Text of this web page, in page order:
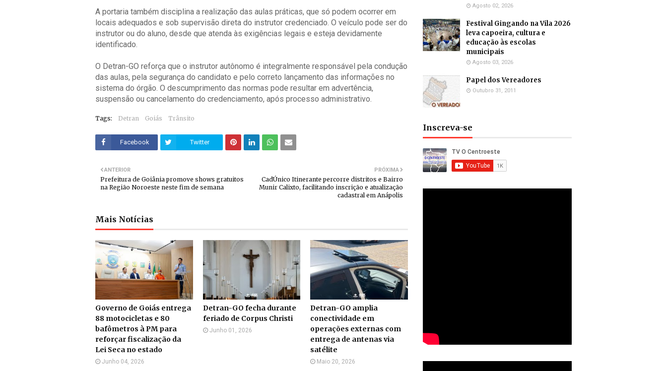
A portaria também disciplina a realização das aulas práticas, que só podem ocorrer em
locais adequados e sob supervisão direta do instrutor credenciado. O veículo pode ser do
instrutor ou do aluno, desde que atenda às exigências legais e esteja devidamente
identificado.
O Detran-GO reforça que o instrutor autônomo é integralmente responsável pela condução
das aulas, pela segurança do candidato e pelo correto lançamento das informações no
sistema do órgão. O descumprimento das normas pode resultar em advertência,
suspensão ou cancelamento do credenciamento, após processo administrativo.
Tags: Detran Goiás Trânsito
Facebook Twitter
PRÓXIMA
CadÚnico Itinerante percorre distritos e Bairro
Munir Calixto, facilitando inscrição e atualização
cadastral em Anápolis
ANTERIOR
Prefeitura de Goiânia promove shows gratuitos
na Região Noroeste neste fim de semana
Mais Notícias
Governo de Goiás entrega
88 motocicletas e 80
bafômetros à PM para
reforçar fiscalização da
Lei Seca no estado
Junho 04, 2026
Detran-GO fecha durante
feriado de Corpus Christi
Junho 01, 2026
Detran-GO amplia
conectividade em
operações externas com
entrega de antenas via
satélite
Maio 20, 2026
Agosto 02, 2026
Festival Gingando na Vila 2026
leva capoeira, cultura e
educação às escolas
municipais
Agosto 03, 2026
Papel dos Vereadores
Outubro 31, 2011
Inscreva-se